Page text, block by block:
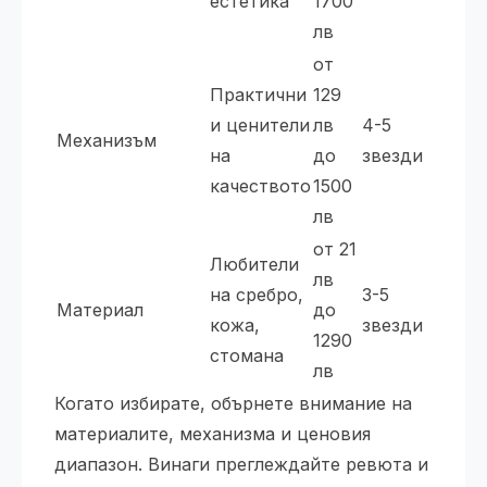
лв
Механизъм
Практични
и ценители
на
качеството
от
129
лв
до
1500
лв
4-5
звезди
Материал
Любители
на сребро,
кожа,
стомана
от 21
лв
до
1290
лв
3-5
звезди
Когато избирате, обърнете внимание на
материалите, механизма и ценовия
диапазон. Винаги преглеждайте ревюта и